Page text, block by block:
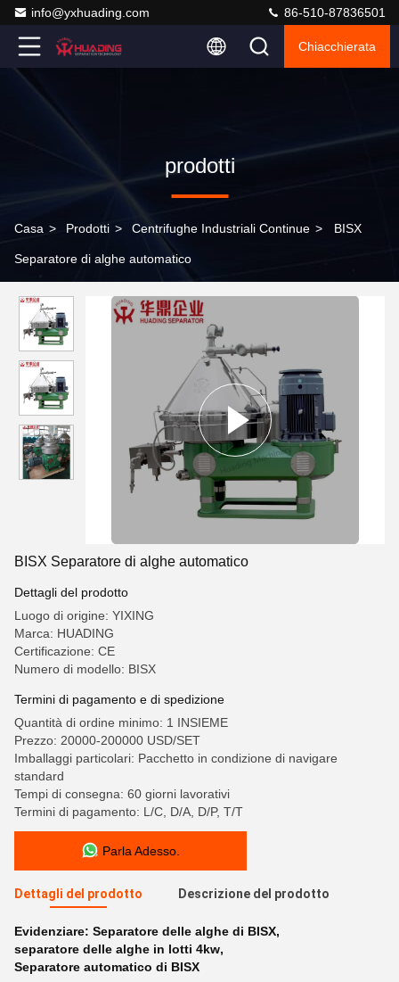
info@yxhuading.com 86-510-87836501
Chiacchierata
prodotti
Casa > Prodotti > Centrifughe Industriali Continue > BISX
Separatore di alghe automatico
BISX Separatore di alghe automatico
Dettagli del prodotto
Luogo di origine: YIXING
Marca: HUADING
Certificazione: CE
Numero di modello: BISX
Termini di pagamento e di spedizione
Quantità di ordine minimo: 1 INSIEME
Prezzo: 20000-200000 USD/SET
Imballaggi particolari: Pacchetto in condizione di navigare
standard
Tempi di consegna: 60 giorni lavorativi
Termini di pagamento: L/C, D/A, D/P, T/T
Parla Adesso.
Dettagli del prodotto Descrizione del prodotto
Evidenziare: Separatore delle alghe di BISX,
separatore delle alghe in lotti 4kw,
Separatore automatico di BISX